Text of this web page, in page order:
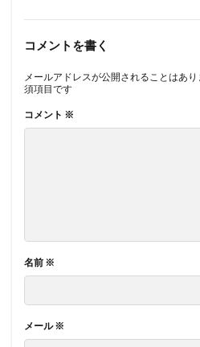
コメントを書く
メールアドレスが公開されることはあり
須項目です
コメント ※
名前 ※
メール※